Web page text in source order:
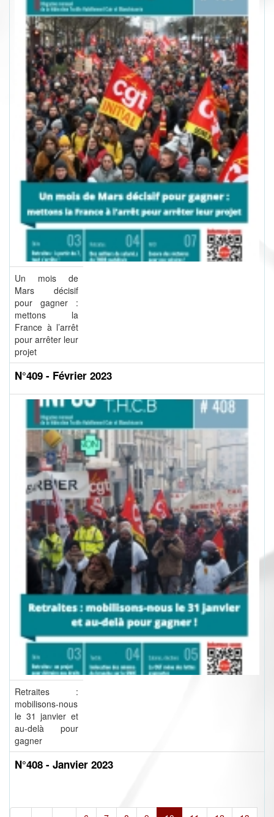
Un mois de
Mars décisif
pour gagner :
mettons la
France à l’arrêt
pour arrêter leur
projet
N°409 - Février 2023
Retraites :
mobilisons-nous
le 31 janvier et
au-delà pour
gagner
N°408 - Janvier 2023